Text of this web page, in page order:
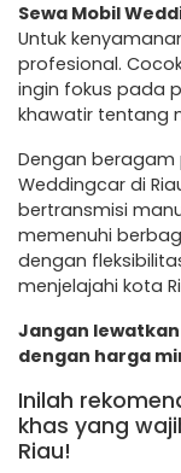
Sewa Mobil
Untuk
profesional.
ingin fokus pada
khawatir tentang
Dengan beragam
Weddingcar di
bertransmisi
memenuhi
dengan
menjelajahi kota
Jangan lewatkan
dengan harga
Inilah
khas yang
Riau!